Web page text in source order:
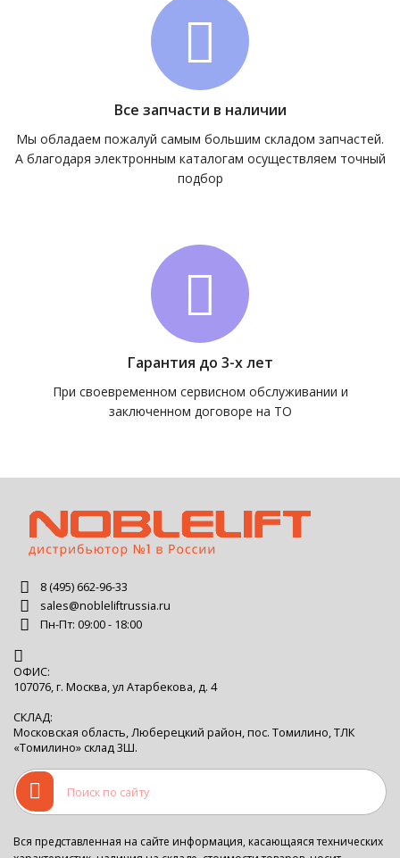
Все запчасти в наличии
Мы обладаем пожалуй самым большим складом запчастей.
А благодаря электронным каталогам осуществляем точный
подбор
Гарантия до 3-х лет
При своевременном сервисном обслуживании и
заключенном договоре на ТО
8 (495) 662-96-33
sales@nobleliftrussia.ru
Пн-Пт: 09:00 - 18:00
ОФИС:
107076, г. Москва, ул Атарбекова, д. 4
СКЛАД:
Московская область, Люберецкий район, пос. Томилино, ТЛК
«Томилино» склад 3Ш.
Вся представленная на сайте информация, касающаяся технических